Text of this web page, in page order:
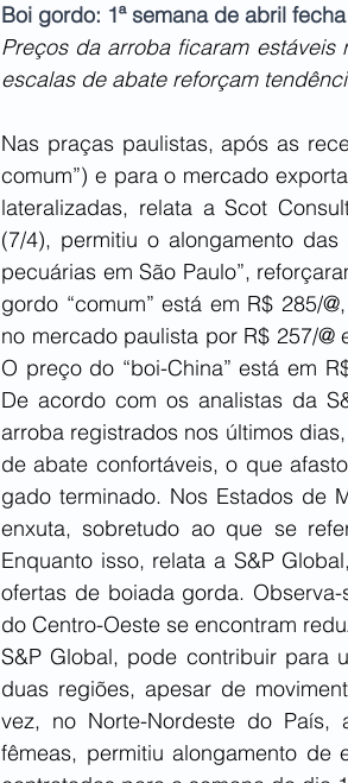
Boi gordo: 1ª semana de abril
Preços da arroba ficaram
escalas de abate reforçam
Nas praças paulistas, após as
comum”) e para o mercado
lateralizadas, relata a Scot
(7/4), permitiu o alongamento
pecuárias em São Paulo”,
gordo “comum” está em R$ 285/
no mercado paulista por R$ 257/
O preço do “boi-China” está em
De acordo com os analistas da
arroba registrados nos últimos
de abate confortáveis, o que
gado terminado. Nos Estados de
enxuta, sobretudo ao que se
Enquanto isso, relata a S&P
ofertas de boiada gorda.
do Centro-Oeste se encontram
S&P Global, pode contribuir para
duas regiões, apesar de
vez, no Norte-Nordeste do
fêmeas, permitiu alongamento de